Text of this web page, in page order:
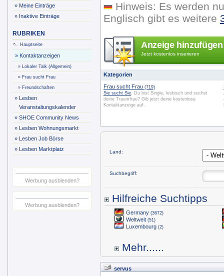
» Meine Einträge
» Inaktive Einträge
RUBRIKEN
Hauptseite
» Kontaktanzeigen
» Lokaler Talk (Allgemein)
» Frau sucht Frau
» Freundschaften
» Lesben
Veranstaltungskalender
» SHOE Community News
» Lesben Wohnungsmarkt
» Lesben Job Börse
» Lesben Marktplatz
Werbung ausblenden?
Werbung ausblenden?
Hinweis: Es werden
Englisch gibt es weitere
Anzeige hinzufügen
Jetzt kostenlos inserieren
Kategorien
Frau sucht Frau (719)
Sie sucht Sie. Du bist Single, lesbisch und suchst
deine Traumfrau? Gib jetzt deine kostenlose
Kontaktanzeige auf.
Land:
Suchbegriff:
Hilfreiche Suchtipps
Germany (3672)
Weltweit (51)
Luxembourg (2)
Mehr......
servus